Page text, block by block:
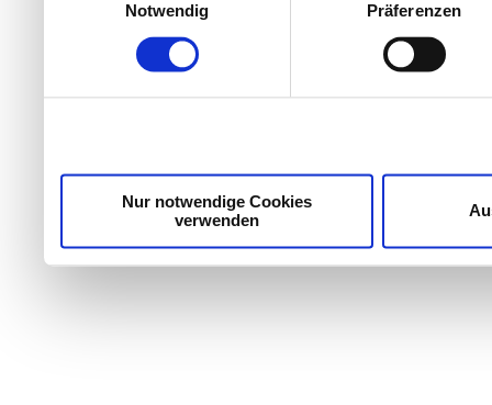
Wir verwenden Cookies, um Inhalte und Anzeigen zu
die Zugriffe auf unsere Website zu analysieren.
Dienste gesammelt haben.
Notwendig
Präferenzen
Nur notwendige Cookies
verwenden